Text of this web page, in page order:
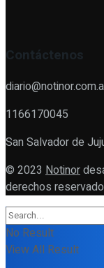
Contáctenos
1166170045
San Salvador de
© 2023 Notinor
derechos
No Result
View All Result